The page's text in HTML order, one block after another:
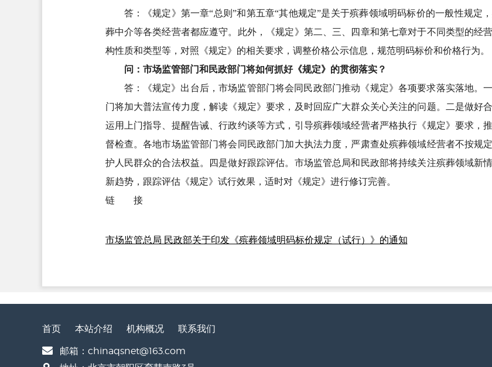
答：《规定》第一章“总则”和第五章“其他规定”是关于殡葬领域明码标价的一般性规定
葬中介等各类经营者都应遵守。此外，《规定》第二、三、四章和第七章对于不同类型的经
构性质和类型等，对照《规定》的相关要求，调整价格公示信息，规范明码标价和价格行为。
问：市场监管部门和民政部门将如何抓好《规定》的贯彻落实？
答：《规定》出台后，市场监管部门将会同民政部门推动《规定》各项要求落实落地。
门将加大普法宣传力度，解读《规定》要求，及时回应广大群众关心关注的问题。二是做好
运用上门指导、提醒告诫、行政约谈等方式，引导殡葬领域经营者严格执行《规定》要求，
督检查。各地市场监管部门将会同民政部门加大执法力度，严肃查处殡葬领域经营者不按规
护人民群众的合法权益。四是做好跟踪评估。市场监管总局和民政部将持续关注殡葬领域新
新趋势，跟踪评估《规定》试行效果，适时对《规定》进行修订完善。
链 接
市场监管总局 民政部关于印发《殡葬领域明码标价规定（试行）》的通知
首页 本站介绍 机构概况
联系我们
邮箱：chinaqsnet@163.com